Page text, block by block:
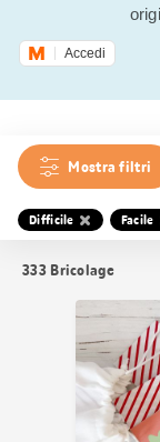
Accedi
Mostra filtri
Difficile Facile
333 Bricolage